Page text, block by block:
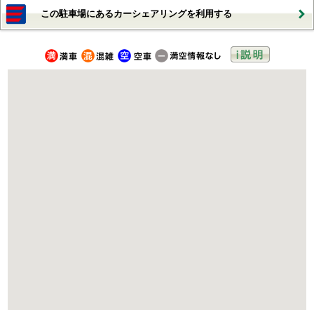
この駐車場にあるカーシェアリングを利用する